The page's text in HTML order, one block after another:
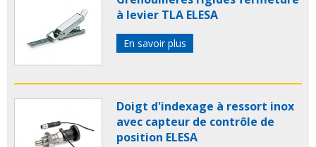
à levier TLA ELESA
En savoir plus
Doigt d'indexage à ressort inox
avec capteur de contrôle de
position ELESA